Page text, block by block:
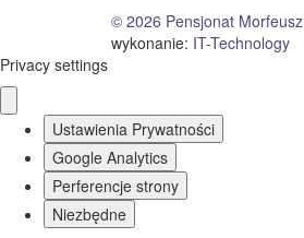
© 2026 Pensjonat Morfeusz
wykonanie: IT-Technology
Privacy settings
Ustawienia Prywatności
Google Analytics
Perferencje strony
Niezbędne